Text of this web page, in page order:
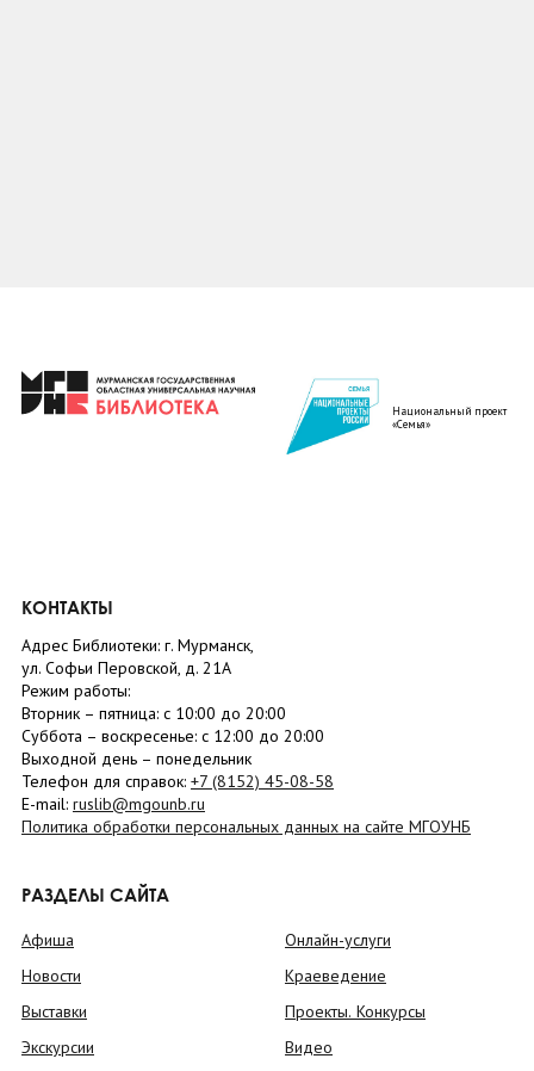
Национальный проект
«Семья»
КОНТАКТЫ
Адрес Библиотеки: г. Мурманск,
ул. Софьи Перовской, д. 21А
Режим работы:
Вторник – пятница: с 10:00 до 20:00
Суббота – воскресенье: c 12:00 до 20:00
Выходной день – понедельник
Телефон для справок: +7 (8152) 45-08-58
E-mail: ruslib@mgounb.ru
Политика обработки персональных данных на сайте МГОУНБ
РАЗДЕЛЫ САЙТА
Афиша
Новости
Выставки
Экскурсии
Онлайн-услуги
Краеведение
Проекты. Конкурсы
Видео